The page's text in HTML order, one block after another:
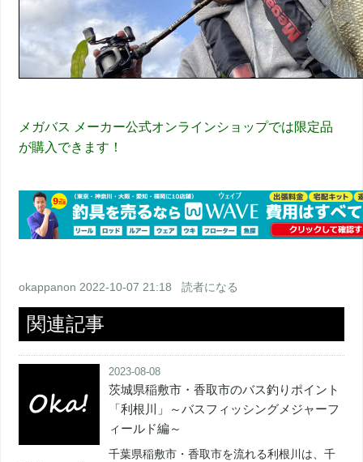
メガバス メーカー公式オンラインショップでは限定品
が購入できます！
okappanon 2022-10-07 21:18 読者になる
関連記事
2023-08-08
茨城県稲敷市・香取市のバス釣りポイント
「利根川」～バスフィッシングメジャーフ
ィールド編～
千葉県稲敷市・香取市を流れる利根川は、千